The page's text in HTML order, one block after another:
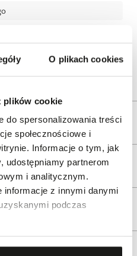
O plikach cookies
plików cookie
do spersonalizowania treści
społecznościowe i
Informacje o tym, jak
udostępniamy partnerom
i analitycznym.
informacje z innymi danymi
podczas
31-462 Kraków
o bezpieczeństwie